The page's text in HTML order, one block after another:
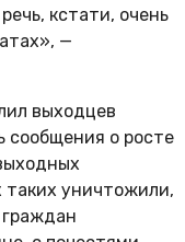
кстати, очень
—
выходцев
сообщения о росте
таких уничтожили,
граждан